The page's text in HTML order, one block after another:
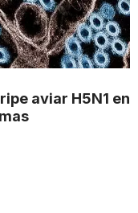
aviar H5N1 en